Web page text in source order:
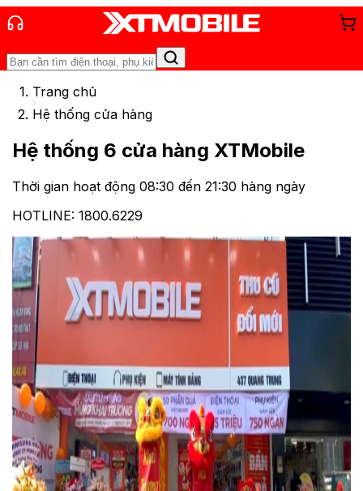
Trang chủ
Hệ thống cửa hàng
Hệ thống 6 cửa hàng XTMobile
Thời gian hoạt động 08:30 đến 21:30 hàng ngày
HOTLINE: 1800.6229